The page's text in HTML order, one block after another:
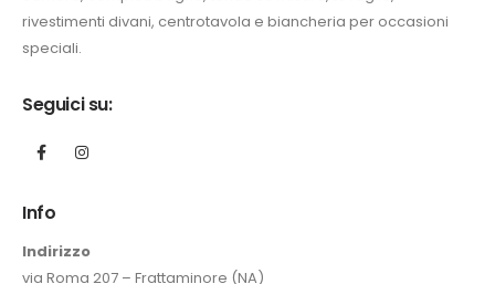
rivestimenti divani, centrotavola e biancheria per occasioni
speciali.
Seguici su:
Info
Indirizzo
via Roma 207 – Frattaminore (NA)